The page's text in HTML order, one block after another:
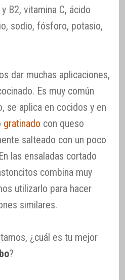
B2, vitamina C, ácido
sodio, fósforo, potasio,
dar muchas aplicaciones,
Es muy común
se aplica en cocidos y en
gratinado con queso
salteado con un poco
las ensaladas cortado
combina muy
utilizarlo para hacer
similares.
¿cuál es tu mejor
?